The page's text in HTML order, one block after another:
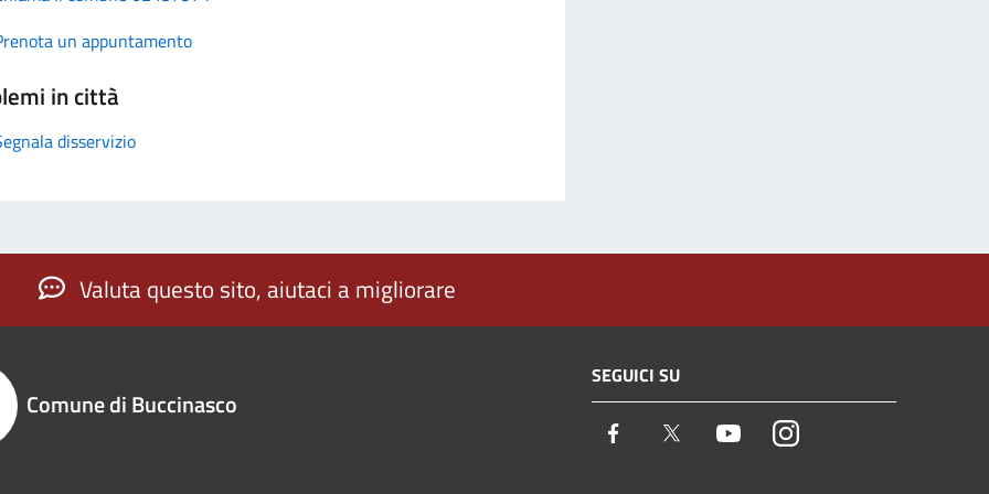
un appuntamento
in città
disservizio
Valuta questo sito, aiutaci a migliorare
Comune di Buccinasco
SEGUICI SU
Facebook Twitter YoutubeInstagram